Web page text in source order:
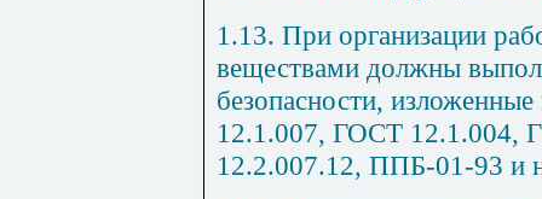
1.13. При организации
веществами должны
безопасности,
12.1.007, ГОСТ 12.1.004,
12.2.007.12, ППБ-01-93 и